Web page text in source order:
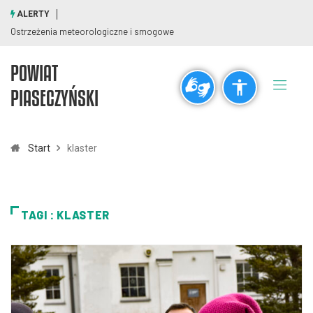
visibility_off title
Pomniejsz
Czcionki
add_circle_outline
ALERTY
Ostrzeżenia meteorologiczne i smogowe
POWIAT
PIASECZYŃSKI
Start klaster
TAGI : KLASTER